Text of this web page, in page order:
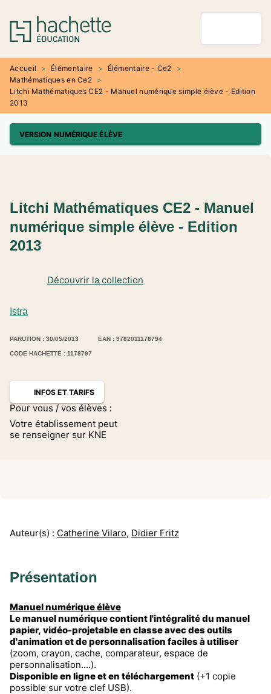
MENU RECHERCHE
PIED DE PAGE
Accueil > Élémentaire > Élémentaire - Ce2
>
Mathématiques en Ce2 >
Litchi Mathématiques CE2 - Manuel numérique simple élève - Edition
2013
VERSION NUMÉRIQUE ÉLÈVE
Istra
Découvrir la collection
Litchi Mathématiques CE2 - Manuel
numérique simple élève - Edition
2013
PARUTION : 30/05/2013 EAN : 9782011178794
CODE HACHETTE : 1178797
INFOS ET TARIFS
Pour vous / vos élèves :
Votre établissement peut
se renseigner sur KNE
Auteur(s) : Catherine Vilaro, Didier Fritz
Présentation
Manuel numérique élève
Le manuel numérique contient l'intégralité du manuel
papier, vidéo-projetable en classe avec des outils
d'animation et de personnalisation faciles à utiliser
(zoom, crayon, cache, comparateur, espace de
personnalisation....).
Disponible en ligne et en téléchargement (+1 copie
possible sur votre clef USB).